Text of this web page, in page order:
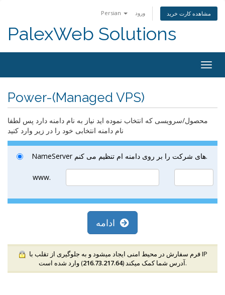
Persian ورود مشاهده کارت خرید
PalexWeb Solutions
Power-(Managed VPS)
محصول/سرویسی که انتخاب نموده اید نیاز به نام دامنه دارد پس لطفا
نام دامنه انتخابی خود را در زیر وارد کنید
NameServer های شرکت را بر روی دامنه ام تنظیم می کنم.
www.
آدرس شما کمک میکند (216.73.217.64 ) وارد شده است.